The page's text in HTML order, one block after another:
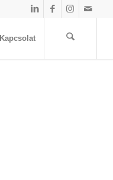
Kapcsolat